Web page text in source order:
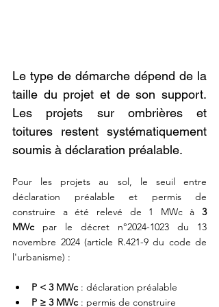
Le type de démarche dépend de la
taille du projet et de son support.
Les projets sur ombrières et
toitures restent systématiquement
soumis à déclaration préalable.
Pour les projets au sol, le seuil entre
déclaration préalable et permis de
construire a été relevé de 1 MWc à 3
MWc par le décret n°2024-1023 du 13
novembre 2024 (article R.421-9 du code de
l'urbanisme) :
P < 3 MWc : déclaration préalable
P ≥ 3 MWc : permis de construire